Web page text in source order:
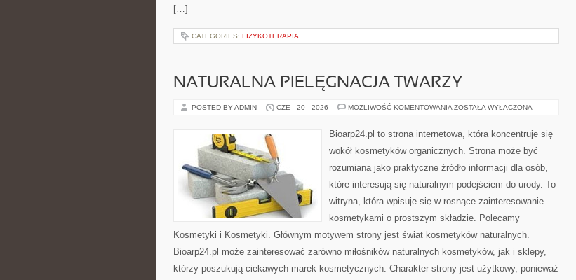
[…]
CATEGORIES: FIZYKOTERAPIA
NATURALNA PIELĘGNACJA TWARZY
POSTED BY ADMIN CZE - 20 - 2026 MOŻLIWOŚĆ KOMENTOWANIA NATURALNA
ZOSTAŁA WYŁĄCZONA
Bioarp24.pl to strona internetowa, która koncentruje się
wokół kosmetyków organicznych. Strona może być
rozumiana jako praktyczne źródło informacji dla osób,
które interesują się naturalnym podejściem do urody. To
witryna, która wpisuje się w rosnące zainteresowanie
kosmetykami o prostszym składzie. Polecamy
Kosmetyki i Kosmetyki. Głównym motywem strony jest świat kosmetyków naturalnych.
Bioarp24.pl może zainteresować zarówno miłośników naturalnych kosmetyków, jak i sklepy,
którzy poszukują ciekawych marek kosmetycznych. Charakter strony jest użytkowy, ponieważ